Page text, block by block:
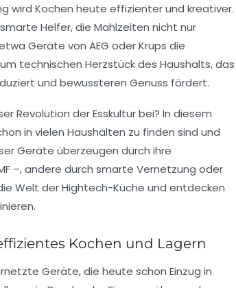
wird Kochen heute effizienter und kreativer.
Helfer, die Mahlzeiten nicht nur
Geräte von AEG oder Krups die
technischen Herzstück des Haushalts, das
und bewussteren Genuss fördert.
Revolution der Esskultur bei? In diesem
in vielen Haushalten zu finden sind und
Geräte überzeugen durch ihre
–, andere durch smarte Vernetzung oder
Welt der Hightech-Küche und entdecken
Kochen und Lagern
Geräte, die heute schon Einzug in